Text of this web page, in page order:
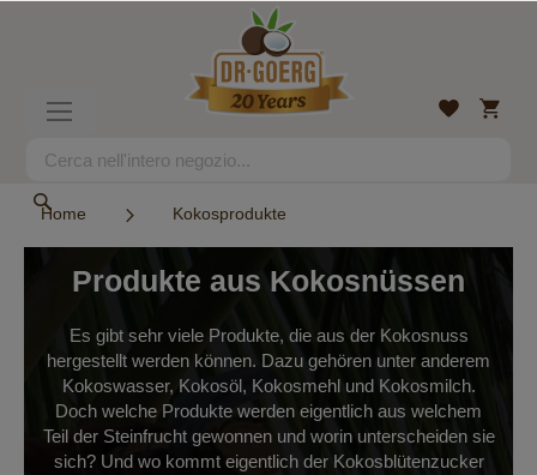
Search
Lista
Home Kokosprodukte
Produkte aus Kokosnüssen
Es gibt sehr viele Produkte, die aus der Kokosnuss
hergestellt werden können. Dazu gehören unter anderem
Kokoswasser, Kokosöl, Kokosmehl und Kokosmilch.
Doch welche Produkte werden eigentlich aus welchem
Teil der Steinfrucht gewonnen und worin unterscheiden sie
sich? Und wo kommt eigentlich der Kokosblütenzucker